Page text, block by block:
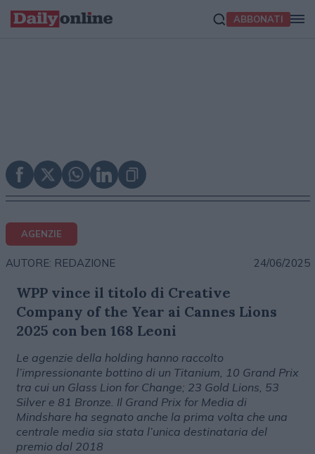
ABBONATI
AGENZIE
AUTORE: REDAZIONE 24/06/2025
WPP vince il titolo di Creative
Company of the Year ai Cannes Lions
2025 con ben 168 Leoni
Le agenzie della holding hanno raccolto
l’impressionante bottino di un Titanium, 10 Grand Prix
tra cui un Glass Lion for Change; 23 Gold Lions, 53
Silver e 81 Bronze. Il Grand Prix for Media di
Mindshare ha segnato anche la prima volta che una
centrale media sia stata l’unica destinataria del
premio dal 2018